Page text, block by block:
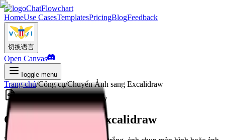
ChatFlowchart
HomeUse CasesTemplatesPricingBlogFeedback
切换语言
Open Canvas
Toggle menu
Trang chủ/Công cụ/Chuyển Ảnh sang Excalidraw
chuyển ảnh sang Excalidraw
Chuyển Ảnh sang Excalidraw